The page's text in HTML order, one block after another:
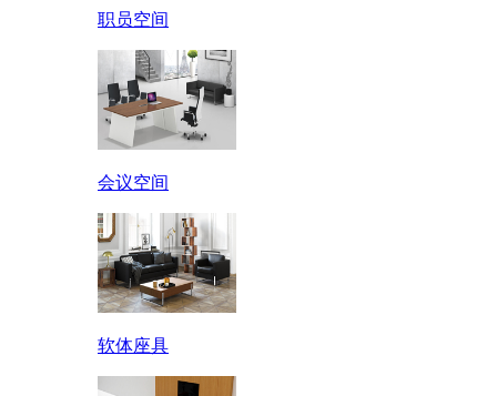
职员空间
会议空间
软体座具